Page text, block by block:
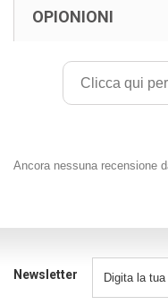
OPIONIONI
Clicca qui
Ancora nessuna recensione
Newsletter